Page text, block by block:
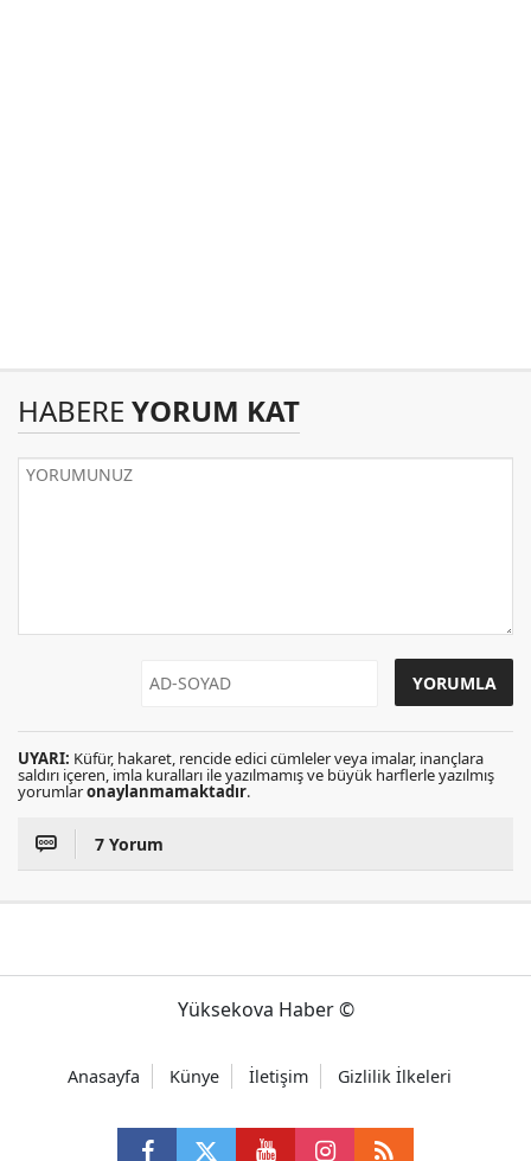
HABERE YORUM KAT
UYARI: Küfür, hakaret, rencide edici cümleler veya imalar, inançlara
saldırı içeren, imla kuralları ile yazılmamış ve büyük harflerle yazılmış
yorumlaronaylanmamaktadır.
7 Yorum
Yüksekova Haber ©
Anasayfa Künye İletişim Gizlilik İlkeleri